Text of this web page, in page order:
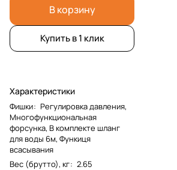
В корзину
Купить в 1 клик
Характеристики
Фишки: Регулировка давления,
Многофункциональная
форсунка, В комплекте шланг
для воды 6м, Функиця
всасывания
Вес (брутто), кг: 2.65